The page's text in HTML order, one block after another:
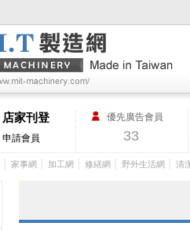
店家刊登
申請會員
優先廣告會員
33
家事網 加工網 修繕網 野外生活網 清